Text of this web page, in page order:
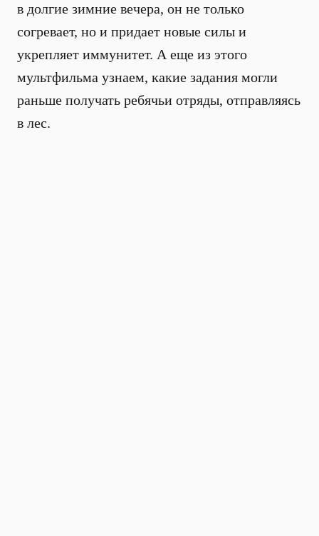
в долгие зимние вечера, он не только
согревает, но и придает новые силы и
укрепляет иммунитет. А еще из этого
мультфильма узнаем, какие задания могли
раньше получать ребячьи отряды, отправляясь
в лес.